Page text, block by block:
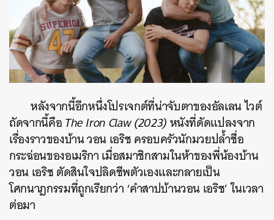
หลังจากนี้อีกหนึ่งโปรเจกต์ที่น่าจับตาของอัลเลน ไวต์
ถัดจากนี้คือThe Iron Claw (2023)หนังที่ดัดแปลงจาก
เรื่องราวของบ้าน วอน เอริช ครอบครัวนักมวยปล้ำชื่อ
กระฉ่อนของอเมริกา เมื่อสมาชิกสามในห้าของพี่น้องบ้าน
วอน เอริช ตัดสินใจปลิดชีพตัวเองและกลายเป็น
โศกนาฏกรรมที่ถูกเรียกว่า ‘คำสาปบ้านวอน เอริช’ ในเวลา
ต่อมา